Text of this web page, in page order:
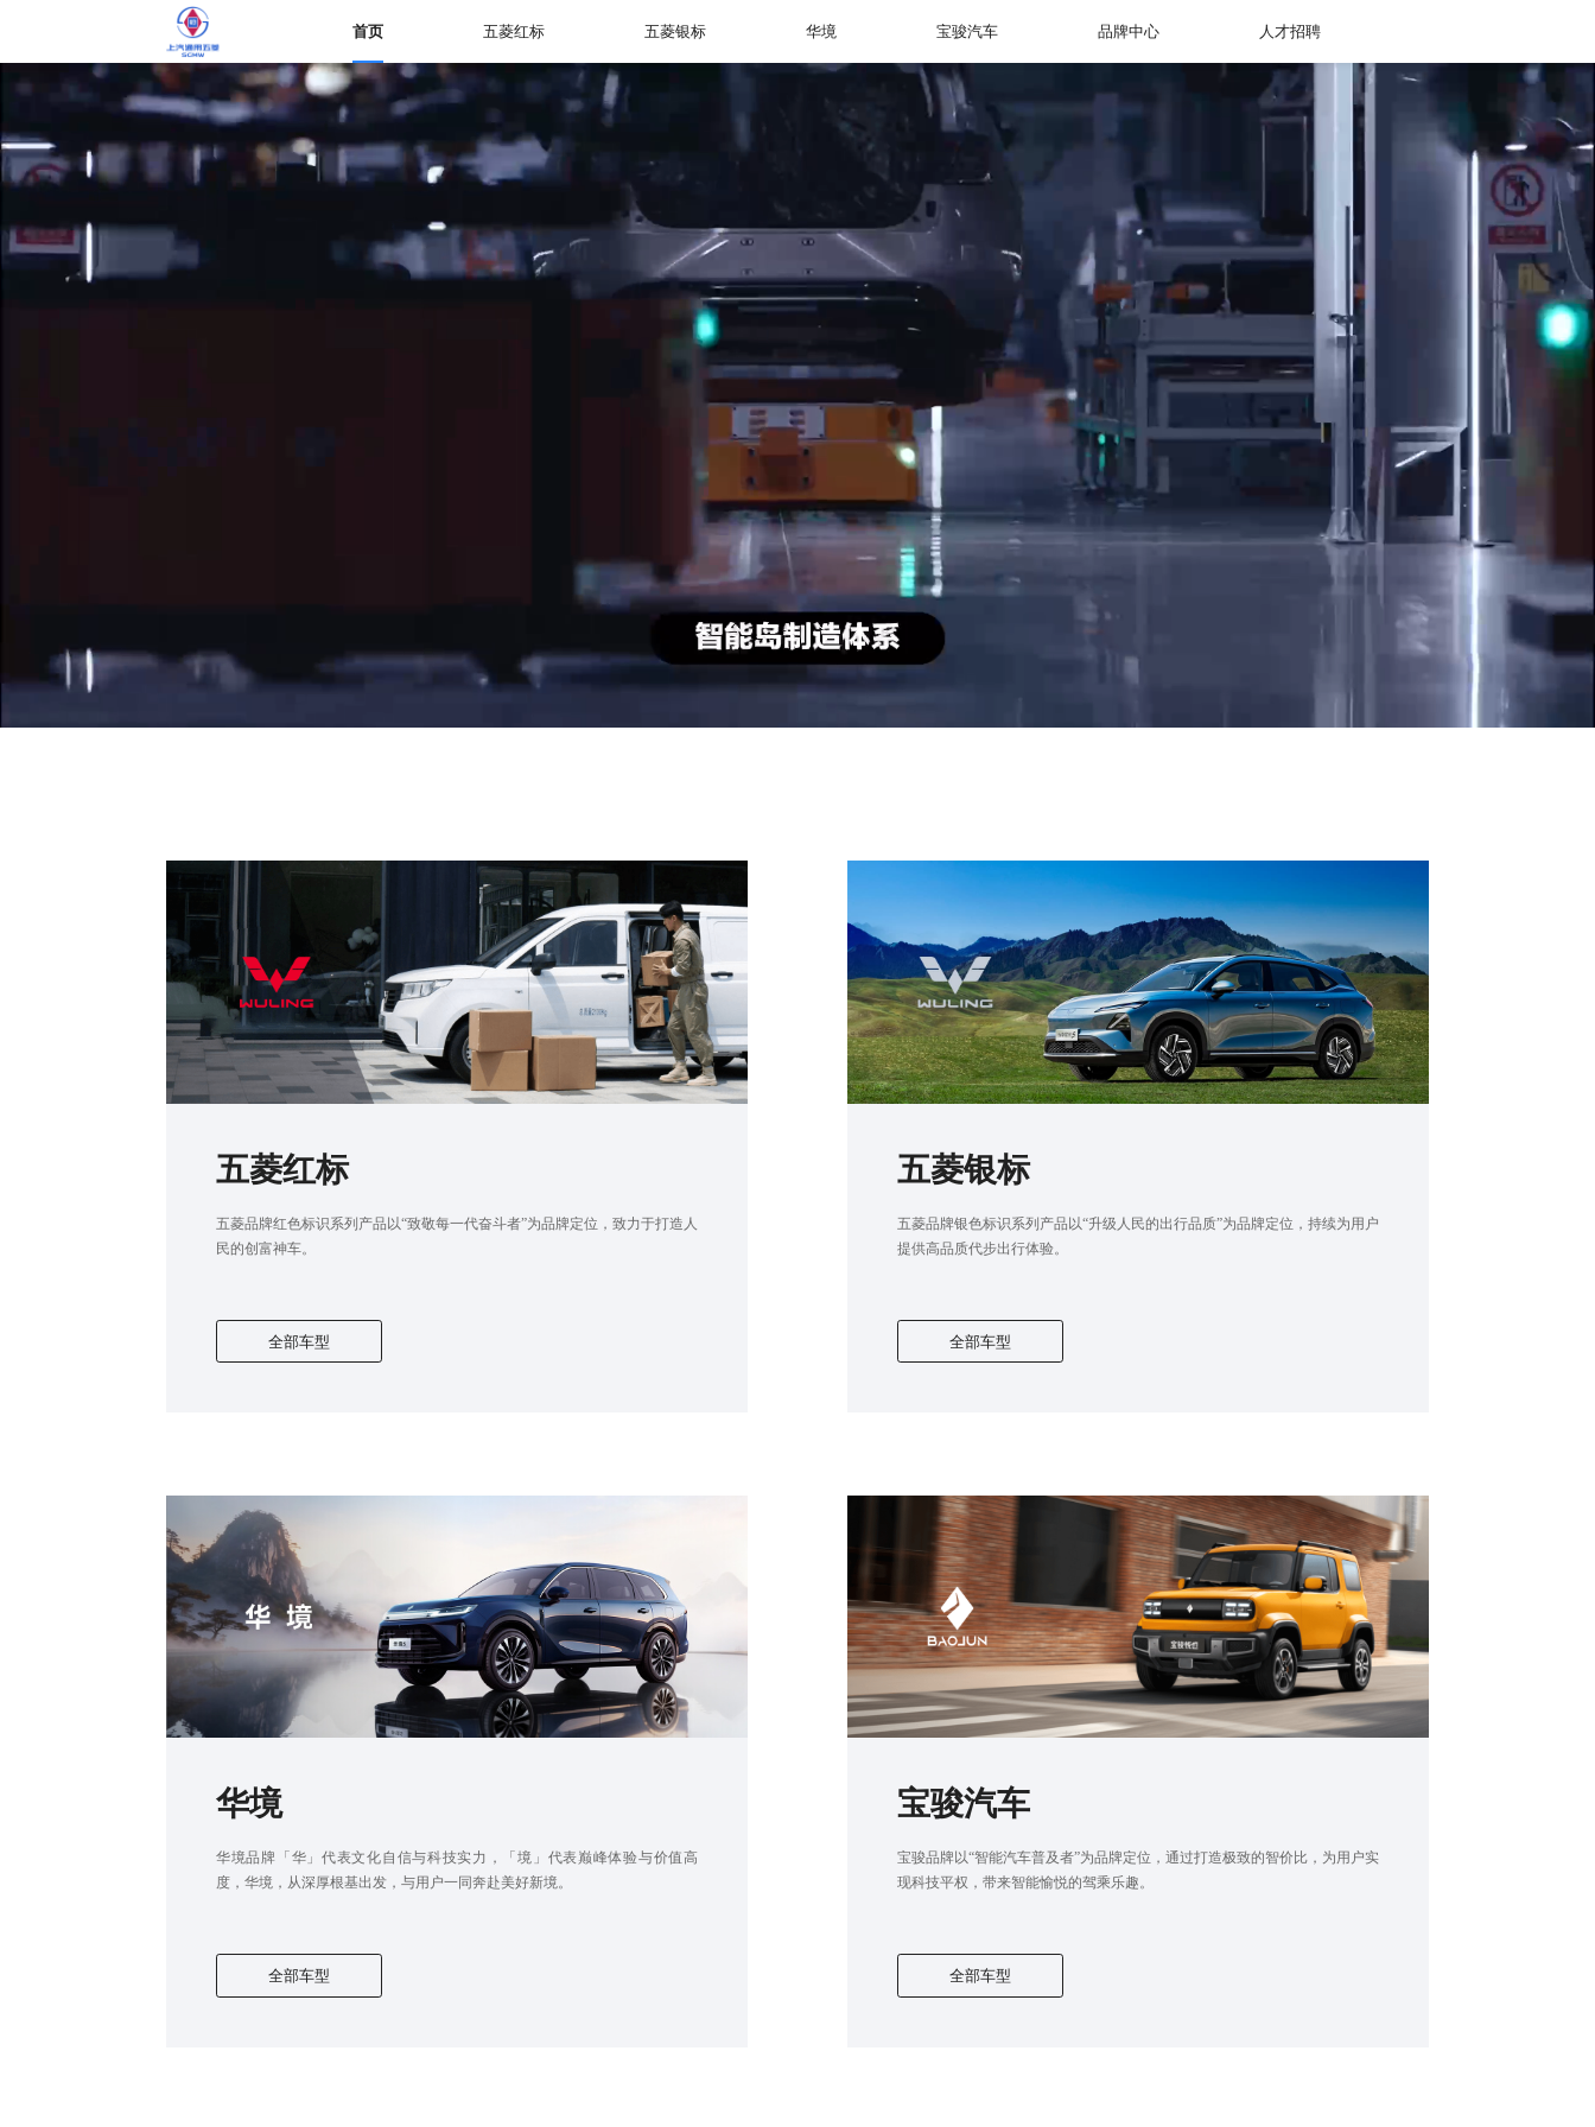
首页 五菱红标 五菱银标 华境 宝骏汽车 品牌中心 人才招聘
五菱红标
五菱品牌红色标识系列产品以“致敬每一代奋斗者”为品牌定位，致力于打造人
民的创富神车。
全部车型
五菱银标
五菱品牌银色标识系列产品以“升级人民的出行品质”为品牌定位，持续为用户
提供高品质代步出行体验。
全部车型
华境
华境品牌「华」代表文化自信与科技实力，「境」代表巅峰体验与价值高
度，华境，从深厚根基出发，与用户一同奔赴美好新境。
全部车型
宝骏汽车
宝骏品牌以“智能汽车普及者”为品牌定位，通过打造极致的智价比，为用户实
现科技平权，带来智能愉悦的驾乘乐趣。
全部车型